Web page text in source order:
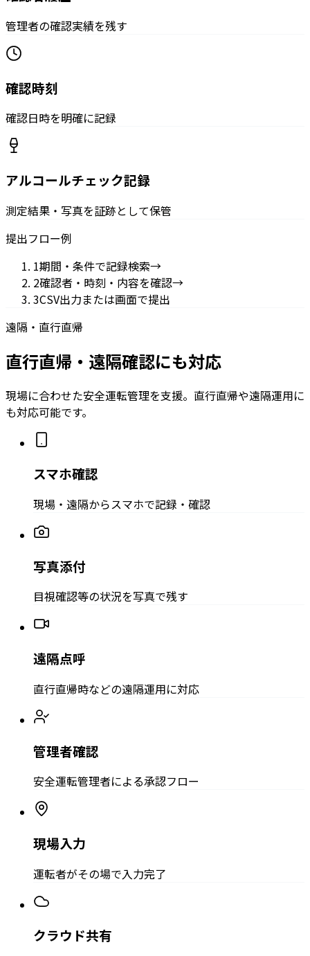
管理者の確認実績を残す
確認時刻
確認日時を明確に記録
アルコールチェック記録
測定結果・写真を証跡として保管
提出フロー例
1期間・条件で記録検索→
2確認者・時刻・内容を確認→
3CSV出力または画面で提出
遠隔・直行直帰
直行直帰・遠隔確認にも対応
現場に合わせた安全運転管理を支援。直行直帰や遠隔運用に
も対応可能です。
スマホ確認
現場・遠隔からスマホで記録・確認
写真添付
目視確認等の状況を写真で残す
遠隔点呼
直行直帰時などの遠隔運用に対応
管理者確認
安全運転管理者による承認フロー
現場入力
運転者がその場で入力完了
クラウド共有